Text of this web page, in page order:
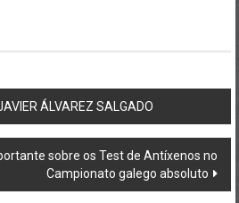
ÁLVAREZ SALGADO
sobre os Test de Antíxenos no
Campionato galego absoluto